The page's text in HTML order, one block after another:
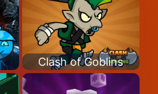
Clash of Goblins